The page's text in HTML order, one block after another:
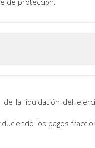
de protección.
la liquidación del
los pagos